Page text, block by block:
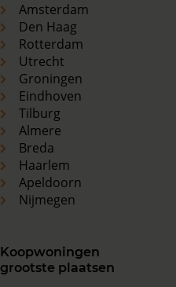
Amsterdam
Den Haag
Rotterdam
Utrecht
Groningen
Eindhoven
Tilburg
Almere
Breda
Haarlem
Apeldoorn
Nijmegen
Koopwoningen
grootste plaatsen